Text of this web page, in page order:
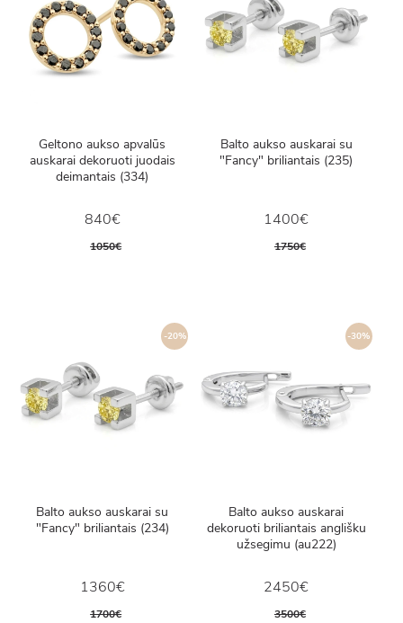
Geltono aukso apvalūs
auskarai dekoruoti juodais
deimantais (334)
840€
1050€
Balto aukso auskarai su
"Fancy" briliantais (235)
1400€
1750€
-20%
Balto aukso auskarai su
"Fancy" briliantais (234)
1360€
1700€
-30%
Balto aukso auskarai
dekoruoti briliantais anglišku
užsegimu (au222)
2450€
3500€